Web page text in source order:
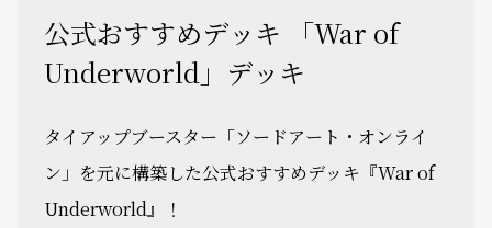
公式おすすめデッキ 「War of
Underworld」デッキ
タイアップブースター「ソードアート・オンライ
ン」を元に構築した公式おすすめデッキ『War of
Underworld』！